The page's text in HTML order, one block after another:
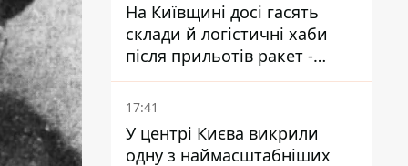
На Київщині досі гасять
склади й логістичні хаби
після прильотів ракет -
ДСНС
17:41
У центрі Києва викрили
одну з наймасштабніших